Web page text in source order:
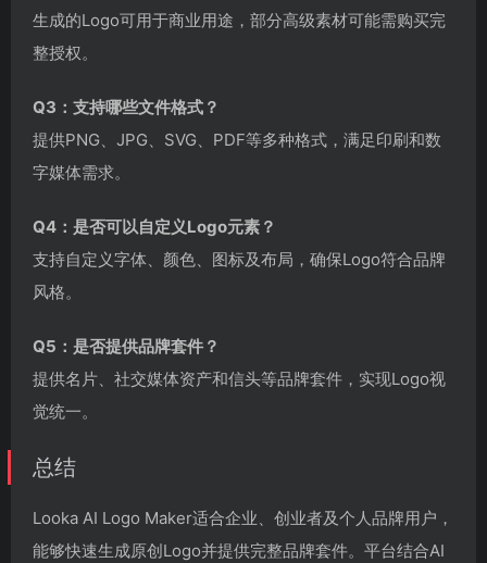
生成的Logo可用于商业用途，部分高级素材可能需购买完
整授权。
Q3：支持哪些文件格式？
提供PNG、JPG、SVG、PDF等多种格式，满足印刷和数
字媒体需求。
Q4：是否可以自定义Logo元素？
支持自定义字体、颜色、图标及布局，确保Logo符合品牌
风格。
Q5：是否提供品牌套件？
提供名片、社交媒体资产和信头等品牌套件，实现Logo视
觉统一。
总结
Looka AI Logo Maker适合企业、创业者及个人品牌用户，
能够快速生成原创Logo并提供完整品牌套件。平台结合AI